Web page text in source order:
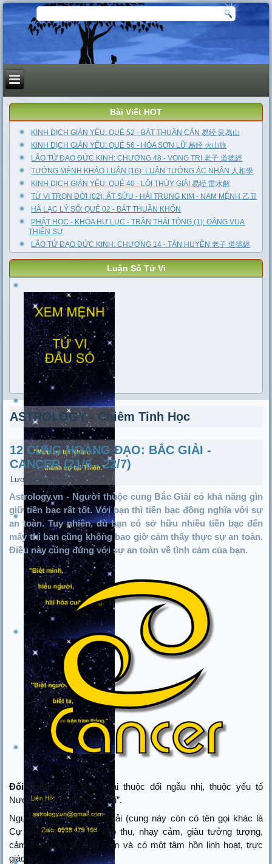
Bài Viết HOT
KINH DỊCH GIẢN YẾU: QUẺ 52 - BÁT THUẦN CẤN 易经 艮為山
KINH DỊCH GIẢN YẾU: QUẺ 56 - HỎA SƠN LỮ 易经 火山旅
LÃO TỬ ĐẠO ĐỨC KINH: CHƯƠNG 48 - VONG TRI 老子 道德經
TƯỚNG MỆNH KHẢO LUẬN (16): LUẬN TƯỚNG ÁC NHÂN 人相學
KINH DỊCH GIẢN YẾU: QUẺ 40 - LÔI THỦY GIẢI 易经 雷水解
TỬ VI TRỌN ĐỜI (02): ẤT SỬU - HẢI TRUNG KIM - NAM MỆNH 乙丑
HÀ LẠC LÝ SỐ: QUẺ 02 - BÁT THUẦN KHÔN
PHẬT HỌC - KHÓA HƯ LỤC - TRẦN THÁI TÔNG (1): OÂNG VUA
THIỀN SƯ
LÃO TỬ ĐẠO ĐỨC KINH: CHƯƠNG 14 - TÁN HUYỀN 老子 道德經
Luận Số Tử Vi
ASTROLOGY - Chiêm Tinh Học
12 CUNG HOÀNG ĐẠO: BẮC GIẢI -
CANCER (21/6 - 22/7)
Lượt xem: 6565
Astrology.vn - Người thuộc cung Bắc Giải có khả năng gìn
giữ tiền bạc rất tốt. Với bạn thì tiền bạc đồng nghĩa với sự
an toàn. Tuy nhiên, dù bạn có sở hữu nhiều tiền bạc đến
mấy thì bạn cũng không bao giờ cảm thấy thực sự an toàn.
Điều này cũng đúng với sự an toàn về tình cảm của bạn.
Đối ngẫu: cung Bắc Giải thuộc đối ngẫu nhị, thuộc yếu tố
Nước. Phẩm chất – “cốt lõi”.
Người thuộc cung Bắc Giải (cung này còn có tên gọi khác là
Cự Giải) là người dễ tiếp thu, nhạy cảm, giàu tưởng tượng,
cảm thông, tử tế, tình cảm và có một tâm hồn linh hoạt, trực
giác tốt.